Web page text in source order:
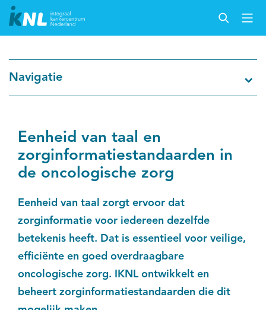
Navigatie
Eenheid van taal en
zorginformatiestandaarden in
de oncologische zorg
Eenheid van taal zorgt ervoor dat
zorginformatie voor iedereen dezelfde
betekenis heeft. Dat is essentieel voor veilige,
efficiënte en goed overdraagbare
oncologische zorg. IKNL ontwikkelt en
beheert zorginformatiestandaarden die dit